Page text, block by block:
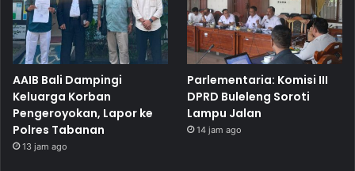
AAIB Bali Dampingi
Keluarga Korban
Pengeroyokan, Lapor ke
Polres Tabanan
13 jam ago
Parlementaria: Komisi III
DPRD Buleleng Soroti
Lampu Jalan
14 jam ago